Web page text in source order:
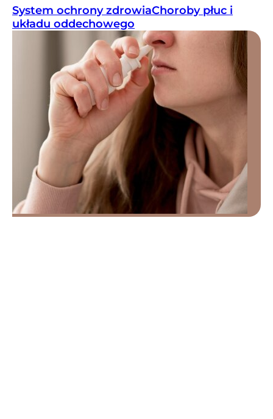
System ochrony zdrowiaChoroby płuc i
układu oddechowego